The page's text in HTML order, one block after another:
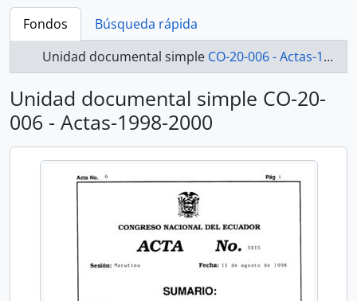
Fondos
Búsqueda rápida
Unidad documental simple CO-20-006 - Actas-1998-2000
Unidad documental simple CO-20-
006 - Actas-1998-2000